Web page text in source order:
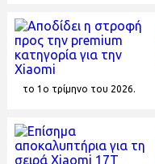
το 1o τρίμηνο του 2026.